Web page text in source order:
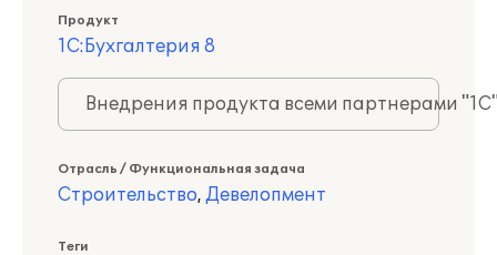
Продукт
1С:Бухгалтерия 8
Внедрения продукта всеми партнерами
Отрасль / Функциональная задача
Строительство, Девелопмент
Теги